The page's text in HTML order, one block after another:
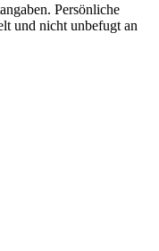
Persönliche
und nicht unbefugt an